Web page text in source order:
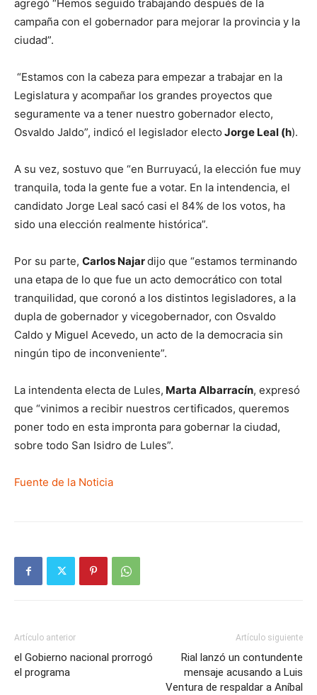
agregó “Hemos seguido trabajando después de la
campaña con el gobernador para mejorar la provincia y la
ciudad”.
“Estamos con la cabeza para empezar a trabajar en la
Legislatura y acompañar los grandes proyectos que
seguramente va a tener nuestro gobernador electo,
Osvaldo Jaldo”, indicó el legislador electo Jorge Leal (h).
A su vez, sostuvo que “en Burruyacú, la elección fue muy
tranquila, toda la gente fue a votar. En la intendencia, el
candidato Jorge Leal sacó casi el 84% de los votos, ha
sido una elección realmente histórica”.
Por su parte, Carlos Najardijo que “estamos terminando
una etapa de lo que fue un acto democrático con total
tranquilidad, que coronó a los distintos legisladores, a la
dupla de gobernador y vicegobernador, con Osvaldo
Caldo y Miguel Acevedo, un acto de la democracia sin
ningún tipo de inconveniente”.
La intendenta electa de Lules, Marta Albarracín, expresó
que “vinimos a recibir nuestros certificados, queremos
poner todo en esta impronta para gobernar la ciudad,
sobre todo San Isidro de Lules”.
Fuente de la Noticia
Artículo anterior
el Gobierno nacional prorrogó
el programa
Artículo siguiente
Rial lanzó un contundente
mensaje acusando a Luis
Ventura de respaldar a Aníbal